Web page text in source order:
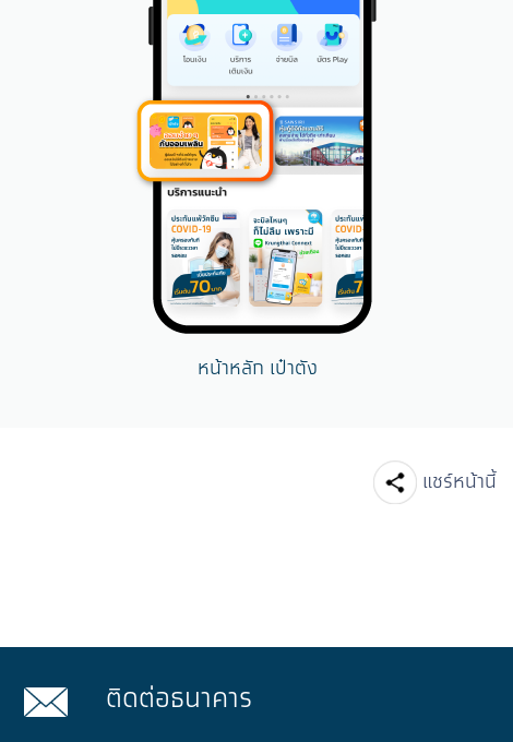
หน้าหลัก เป๋าตัง
แชร์หน้านี้
Facebook
Line
ติดต่อธนาคาร